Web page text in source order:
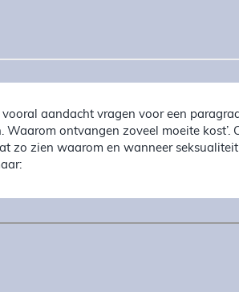
aandacht vragen voor een
Waarom ontvangen zoveel moeite
zo zien waarom en wanneer